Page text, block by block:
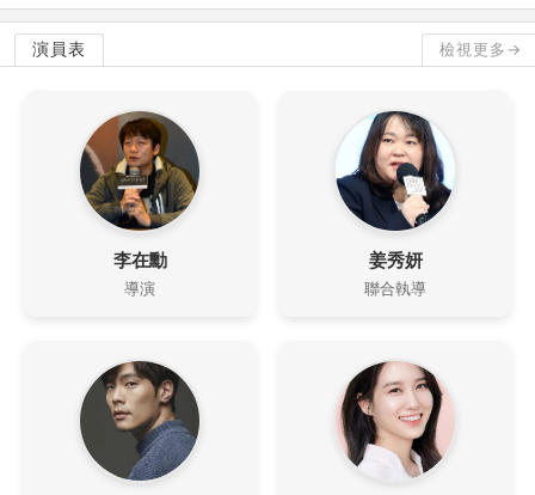
演員表 檢視更多→
李在勳
導演
姜秀妍
聯合執導